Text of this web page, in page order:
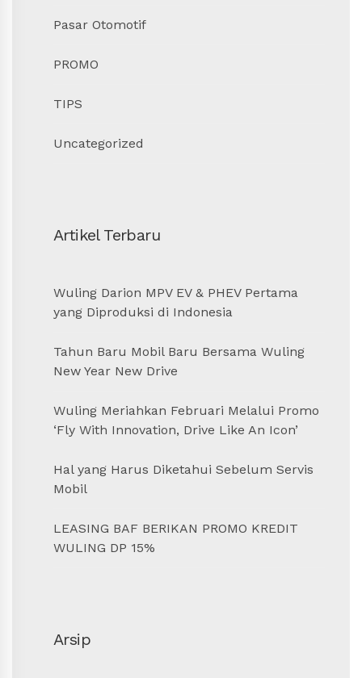
Pasar Otomotif
PROMO
TIPS
Uncategorized
Artikel Terbaru
Wuling Darion MPV EV & PHEV Pertama
yang Diproduksi di Indonesia
Tahun Baru Mobil Baru Bersama Wuling
New Year New Drive
Wuling Meriahkan Februari Melalui Promo
‘Fly With Innovation, Drive Like An Icon’
Hal yang Harus Diketahui Sebelum Servis
Mobil
LEASING BAF BERIKAN PROMO KREDIT
WULING DP 15%
Arsip